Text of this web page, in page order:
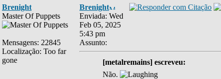
Brenight
Master Of Puppets
Mensagens: 22845
Localização: Too far
gone
Brenight
Enviada: Wed
Feb 05, 2025
5:43 pm
Assunto:
[metalremains] escreveu:
Não.